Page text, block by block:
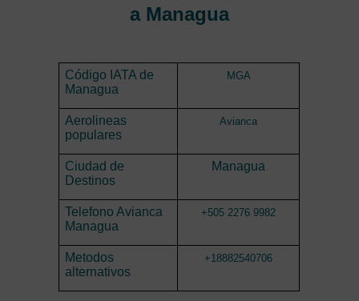
a Managua
Código IATA de
Managua
MGA
Aerolineas
populares
Avianca
Ciudad de
Destinos
Managua
Telefono Avianca
Managua
+505 2276 9982
Metodos
alternativos
+18882540706